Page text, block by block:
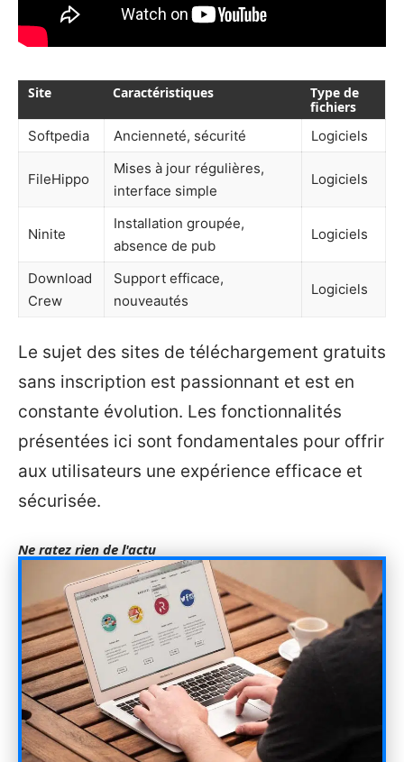
Site Caractéristiques
Type de
fichiers
Softpedia
Ancienneté, sécurité Logiciels
FileHippo
Mises à jour régulières,
interface simple
Logiciels
Ninite
Installation groupée,
absence de pub
Logiciels
Download
Crew
Support efficace,
nouveautés
Logiciels
Le sujet des sites de téléchargement gratuits
sans inscription est passionnant et est en
constante évolution. Les fonctionnalités
présentées ici sont fondamentales pour offrir
aux utilisateurs une expérience efficace et
sécurisée.
Ne ratez rien de l'actu